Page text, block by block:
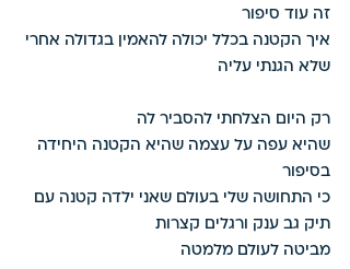
זה עוד סיפור
איך הקטנה בכלל יכולה להאמין בגדולה אחרי
שלא הגנתי עליה
רק היום הצלחתי להסביר לה
שהיא עפה על עצמה שהיא הקטנה היחידה
בסיפור
כי התחושה שלי בעולם שאני ילדה קטנה עם
תיק גב ענק ורגלים קצרות
מביטה לעולם מלמטה